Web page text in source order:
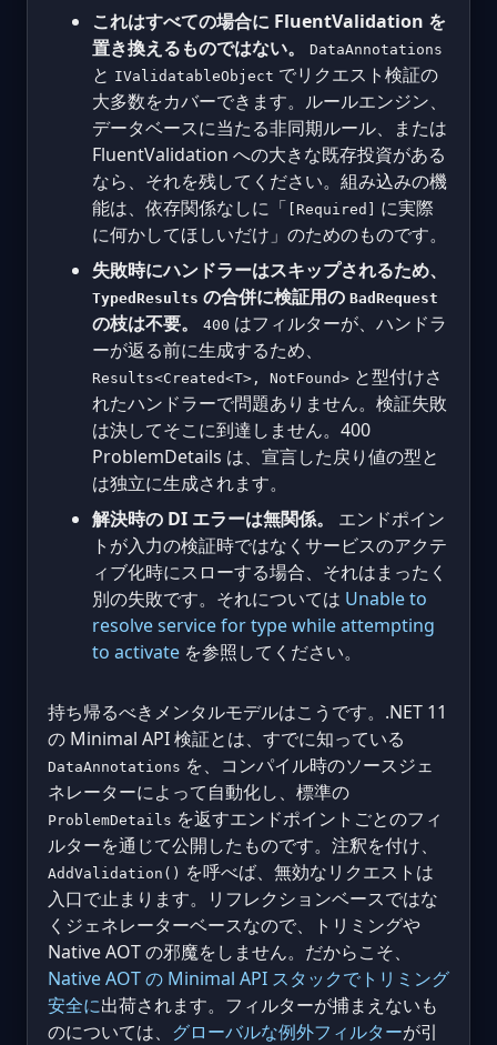
これはすべての場合に FluentValidation を
置き換えるものではない。
DataAnnotations
と IValidatableObject でリクエスト検証の
大多数をカバーできます。ルールエンジン、
データベースに当たる非同期ルール、または
FluentValidation への大きな既存投資がある
なら、それを残してください。組み込みの機
能は、依存関係なしに「 [Required]
に実際
に何かしてほしいだけ」のためのものです。
失敗時にハンドラーはスキップされるため、
TypedResults の合併に検証用の BadRequest
の枝は不要。 400 はフィルターが、ハンドラ
ーが返る前に生成するため、
Results<Created<T>, NotFound> と型付けさ
れたハンドラーで問題ありません。検証失敗
は決してそこに到達しません。400
ProblemDetails は、宣言した戻り値の型と
は独立に生成されます。
解決時の DI エラーは無関係。
エンドポイン
トが入力の検証時ではなくサービスのアクテ
ィブ化時にスローする場合、それはまったく
別の失敗です。それについては Unable to
resolve service for type while attempting
to activate を参照してください。
持ち帰るべきメンタルモデルはこうです。.NET 11
の Minimal API 検証とは、すでに知っている
DataAnnotations を、コンパイル時のソースジェ
ネレーターによって自動化し、標準の
ProblemDetails を返すエンドポイントごとのフィ
ルターを通じて公開したものです。注釈を付け、
AddValidation() を呼べば、無効なリクエストは
入口で止まります。リフレクションベースではな
くジェネレーターベースなので、トリミングや
Native AOT の邪魔をしません。だからこそ、
Native AOT の Minimal API スタックでトリミング
安全に出荷されます。フィルターが捕まえないも
のについては、 グローバルな例外フィルターが引